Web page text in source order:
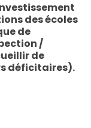
des écoles
de
/
de
déficitaires).